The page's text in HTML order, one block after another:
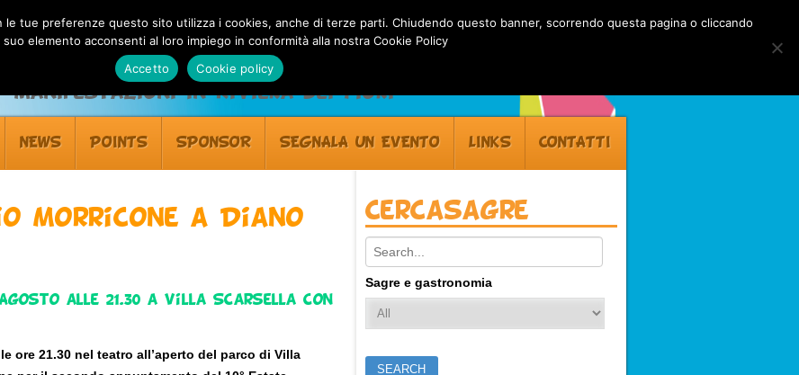
Manifestazioni in Riviera dei Fiori
NEWS POINTS SPONSOR SEGNALA UN EVENTO LINKS CONTATTI
Morricone a Diano
Agosto alle 21.30 a Villa Scarsella con
ore 21.30 nel teatro all’aperto del parco di Villa
Cercasagre
Search:
Sagre e gastronomia
tue preferenze questo sito utilizza i cookies, anche di terze parti. Chiudendo questo banner, scorrendo questa pagina o cliccando
elemento acconsenti al loro impiego in conformità alla nostra Cookie Policy
Accetto
Cookie policy